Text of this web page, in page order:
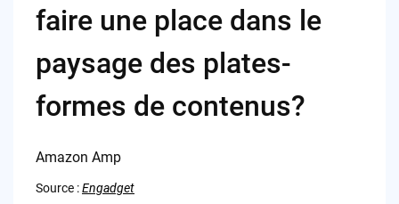
faire une place dans le
paysage des plates-
formes de contenus?
Amazon Amp
Source :Engadget